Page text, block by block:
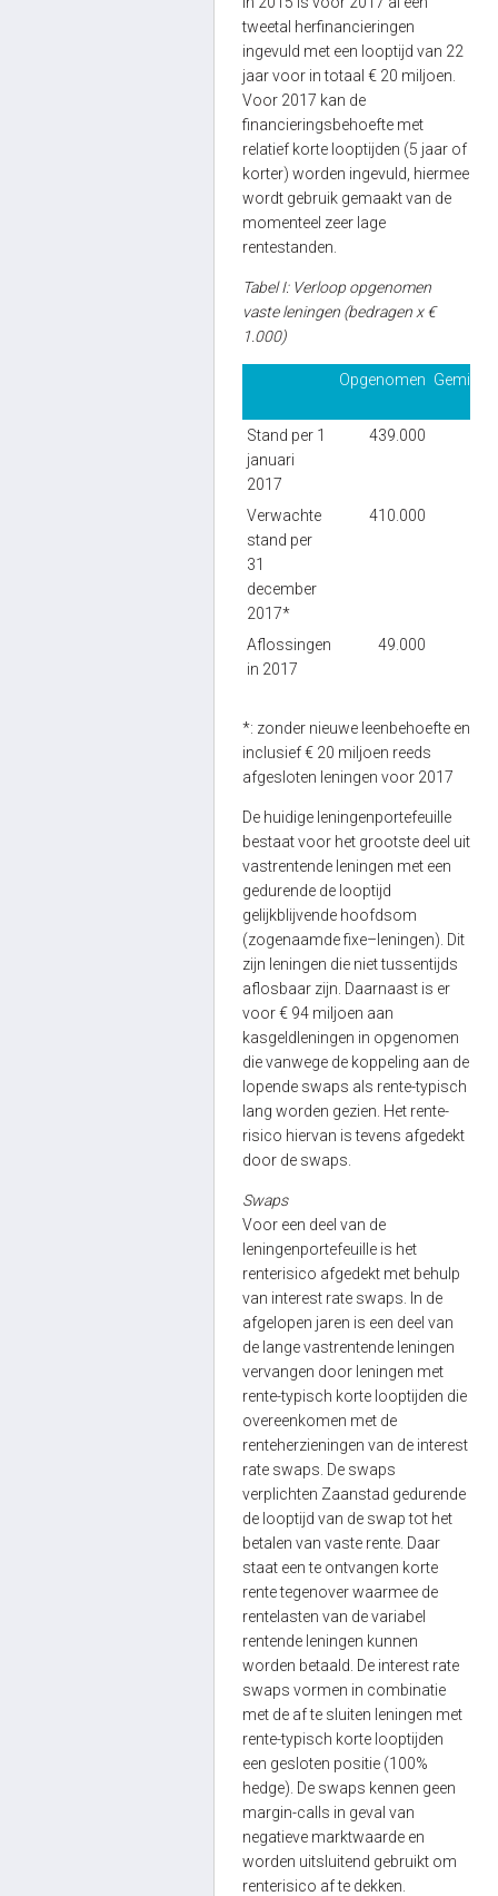
tweetal herfinancieringen
ingevuld met een looptijd van 22
jaar voor in totaal € 20 miljoen.
Voor 2017 kan de
financieringsbehoefte met
relatief korte looptijden (5 jaar of
korter) worden ingevuld, hiermee
wordt gebruik gemaakt van de
momenteel zeer lage
rentestanden.
Tabel I: Verloop opgenomen
vaste leningen (bedragen x €
1.000)
Opgenomen
Stand per 1
januari
2017
439.000
Verwachte
stand per
31
december
2017*
410.000
Aflossingen
in 2017
49.000
*: zonder nieuwe leenbehoefte en
inclusief € 20 miljoen reeds
afgesloten leningen voor 2017
De huidige leningenportefeuille
bestaat voor het grootste deel uit
vastrentende leningen met een
gedurende de looptijd
gelijkblijvende hoofdsom
(zogenaamde fixe–leningen). Dit
zijn leningen die niet tussentijds
aflosbaar zijn. Daarnaast is er
voor € 94 miljoen aan
kasgeldleningen in opgenomen
die vanwege de koppeling aan de
lopende swaps als rente-typisch
lang worden gezien. Het rente-
risico hiervan is tevens afgedekt
door de swaps.
Swaps
Voor een deel van de
leningenportefeuille is het
renterisico afgedekt met behulp
van interest rate swaps. In de
afgelopen jaren is een deel van
de lange vastrentende leningen
vervangen door leningen met
rente-typisch korte looptijden die
overeenkomen met de
renteherzieningen van de interest
rate swaps. De swaps
verplichten Zaanstad gedurende
de looptijd van de swap tot het
betalen van vaste rente. Daar
staat een te ontvangen korte
rente tegenover waarmee de
rentelasten van de variabel
rentende leningen kunnen
worden betaald. De interest rate
swaps vormen in combinatie
met de af te sluiten leningen met
rente-typisch korte looptijden
een gesloten positie (100%
hedge). De swaps kennen geen
margin-calls in geval van
negatieve marktwaarde en
worden uitsluitend gebruikt om
renterisico af te dekken.